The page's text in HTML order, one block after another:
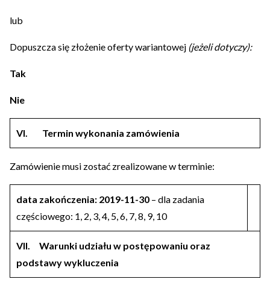
lub
Dopuszcza się złożenie oferty wariantowej (jeżeli dotyczy):
Tak
Nie
VI. Termin wykonania zamówienia
Zamówienie musi zostać zrealizowane w terminie:
data zakończenia: 2019-11-30 – dla zadania
częściowego: 1, 2, 3, 4, 5, 6, 7, 8, 9, 10
VII. Warunki udziału w postępowaniu oraz
podstawy wykluczenia